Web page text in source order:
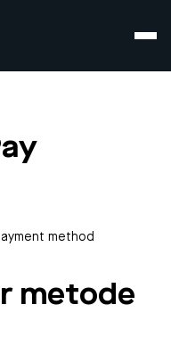
method
metode